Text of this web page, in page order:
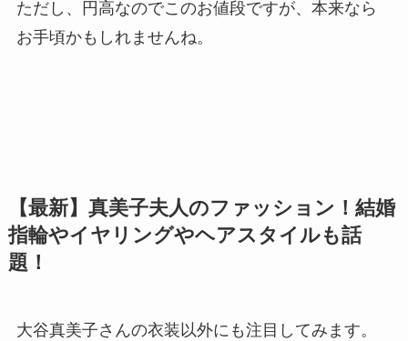
ただし、円高なのでこのお値段ですが、本来なら
お手頃かもしれませんね。
【最新】真美子夫人のファッション！結婚
指輪やイヤリングやヘアスタイルも話
題！
大谷真美子さんの衣装以外にも注目してみます。